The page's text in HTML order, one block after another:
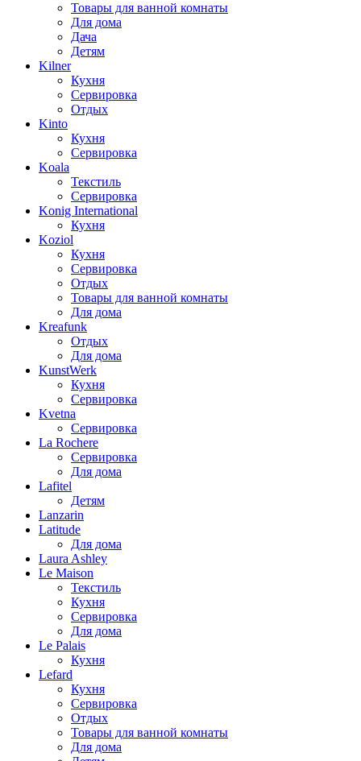
Товары для ванной комнаты
Для дома
Дача
Детям
Kilner
Кухня
Сервировка
Отдых
Kinto
Кухня
Сервировка
Koala
Текстиль
Сервировка
Konig International
Кухня
Koziol
Кухня
Сервировка
Отдых
Товары для ванной комнаты
Для дома
Kreafunk
Отдых
Для дома
KunstWerk
Кухня
Сервировка
Kvetna
Сервировка
La Rochere
Сервировка
Для дома
Lafitel
Детям
Lanzarin
Latitude
Для дома
Laura Ashley
Le Maison
Текстиль
Кухня
Сервировка
Для дома
Le Palais
Кухня
Lefard
Кухня
Сервировка
Отдых
Товары для ванной комнаты
Для дома